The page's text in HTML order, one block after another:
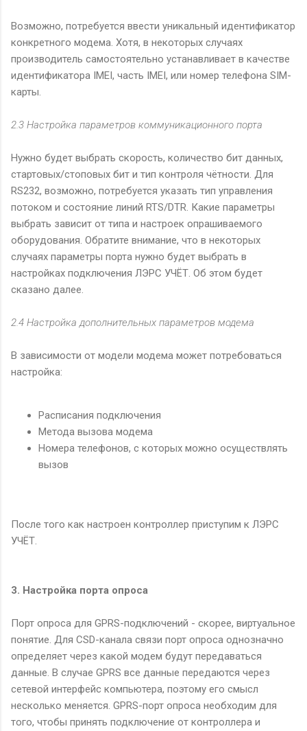
Возможно, потребуется ввести уникальный идентификатор
конкретного модема. Хотя, в некоторых случаях
производитель самостоятельно устанавливает в качестве
идентификатора IMEI, часть IMEI, или номер телефона SIM-
карты.
2.3 Настройка параметров коммуникационного порта
Нужно будет выбрать скорость, количество бит данных,
стартовых/стоповых бит и тип контроля чётности. Для
RS232, возможно, потребуется указать тип управления
потоком и состояние линий RTS/DTR. Какие параметры
выбрать зависит от типа и настроек опрашиваемого
оборудования. Обратите внимание, что в некоторых
случаях параметры порта нужно будет выбрать в
настройках подключения ЛЭРС УЧЁТ. Об этом будет
сказано далее.
2.4 Настройка дополнительных параметров модема
В зависимости от модели модема может потребоваться
настройка:
Расписания подключения
Метода вызова модема
Номера телефонов, с которых можно осуществлять
вызов
После того как настроен контроллер приступим к ЛЭРС
УЧЁТ.
3. Настройка порта опроса
Порт опроса для GPRS-подключений - скорее, виртуальное
понятие. Для CSD-канала связи порт опроса однозначно
определяет через какой модем будут передаваться
данные. В случае GPRS все данные передаются через
сетевой интерфейс компьютера, поэтому его смысл
несколько меняется. GPRS-порт опроса необходим для
того, чтобы принять подключение от контроллера и